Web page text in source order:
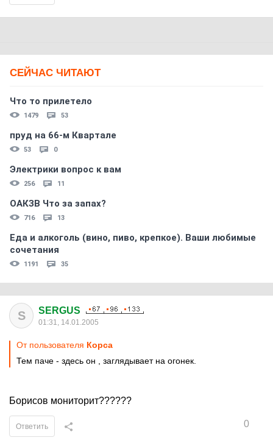
СЕЙЧАС ЧИТАЮТ
Что то прилетело
1479 53
пруд на 66-м Квартале
53 0
Электрики вопрос к вам
256 11
ОАКЗВ Что за запах?
716 13
Еда и алкоголь (вино, пиво, крепкое). Ваши любимые
сочетания
1191 35
S SERGUS
01:31, 14.01.2005
От пользователя Корса
Тем паче - здесь он , заглядывает на огонек.
Борисов мониторит??????
0
Ответить